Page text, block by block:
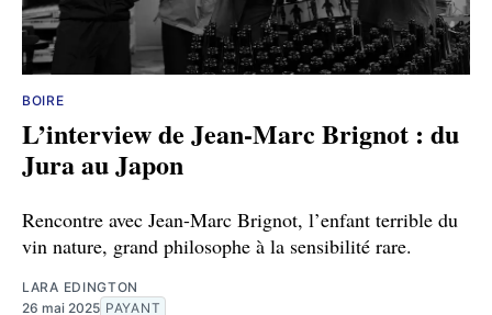
BOIRE
L’interview de Jean-Marc Brignot : du
Jura au Japon
Rencontre avec Jean-Marc Brignot, l’enfant terrible du
vin nature, grand philosophe à la sensibilité rare.
LARA EDINGTON
26 mai 2025 PAYANT